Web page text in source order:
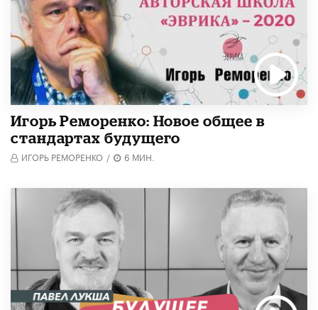
Игорь Реморенко: Новое общее в
стандартах будущего
ИГОРЬ РЕМОРЕНКО / 6 МИН.